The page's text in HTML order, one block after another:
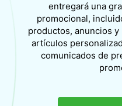
entregará una
promocional,
productos, anuncios
artículos
comunicados de